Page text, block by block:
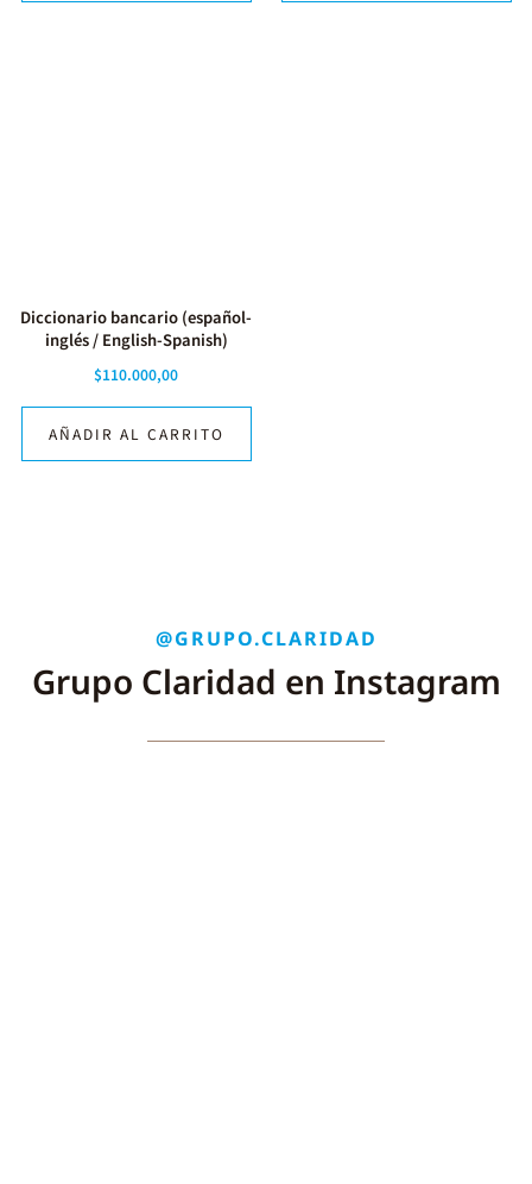
Diccionario bancario (español-
inglés / English-Spanish)
$110.000,00
AÑADIR AL CARRITO
@GRUPO.CLARIDAD
Grupo Claridad en Instagram